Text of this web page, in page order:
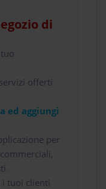
di
offerti
ed aggiungi
per
i tuoi clienti